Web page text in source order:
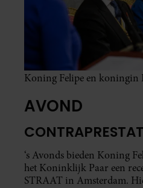
Koning Felipe en koningin
AVOND
‘s Avonds bieden Koning
het Koninklijk Paar een
STRAAT in Amsterdam.